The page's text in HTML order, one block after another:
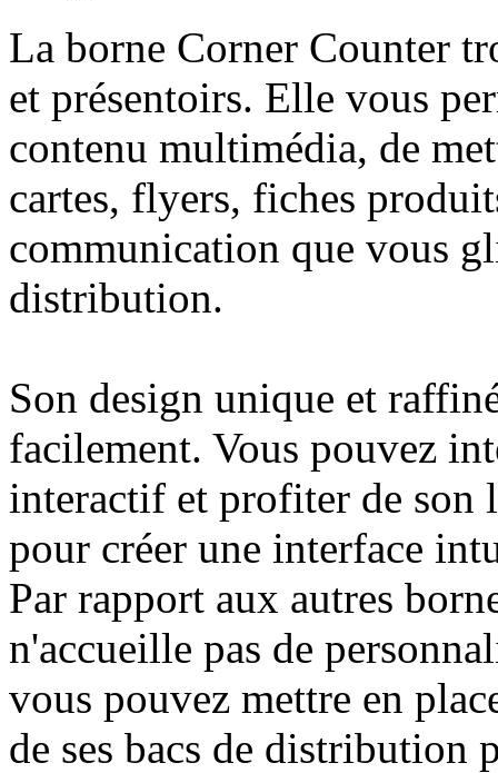
La borne Corner Counter
et présentoirs. Elle vous
contenu multimédia, de
cartes, flyers, fiches
communication que vous
distribution.
Son design unique et
facilement. Vous pouvez
interactif et profiter de son
pour créer une interface
Par rapport aux autres
n'accueille pas de
vous pouvez mettre en
de ses bacs de